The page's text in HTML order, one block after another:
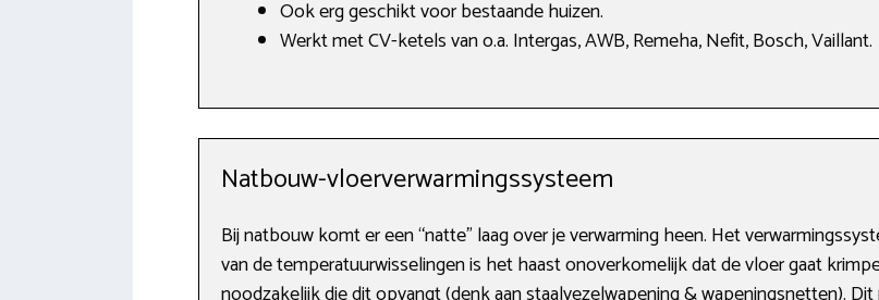
Ook erg geschikt voor bestaande huizen.
Werkt met CV-ketels van o.a. Intergas, AWB, Remeha, Nefit, Bosch, Vaillant.
Natbouw-vloerverwarmingssysteem
Bij natbouw komt er een “natte” laag over je verwarming heen. Het
van de temperatuurwisselingen is het haast onoverkomelijk dat de vloer gaat